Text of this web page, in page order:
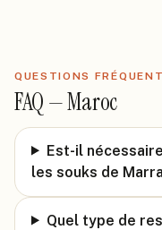
QUESTIONS
FAQ —Maroc
Est-il
les souks de
Quel type de